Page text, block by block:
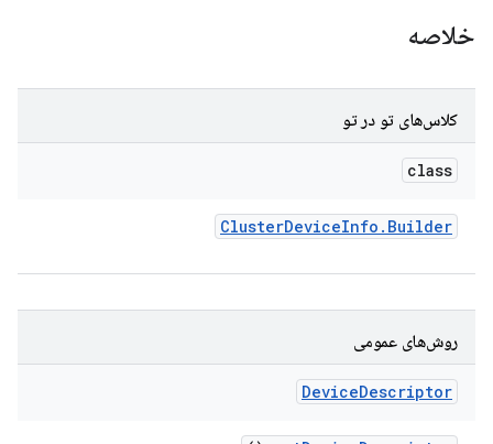
خلاصه
کلاس‌های تو در تو
class
ClusterDeviceInfo . Builder
روش‌های عمومی
DeviceDescriptor